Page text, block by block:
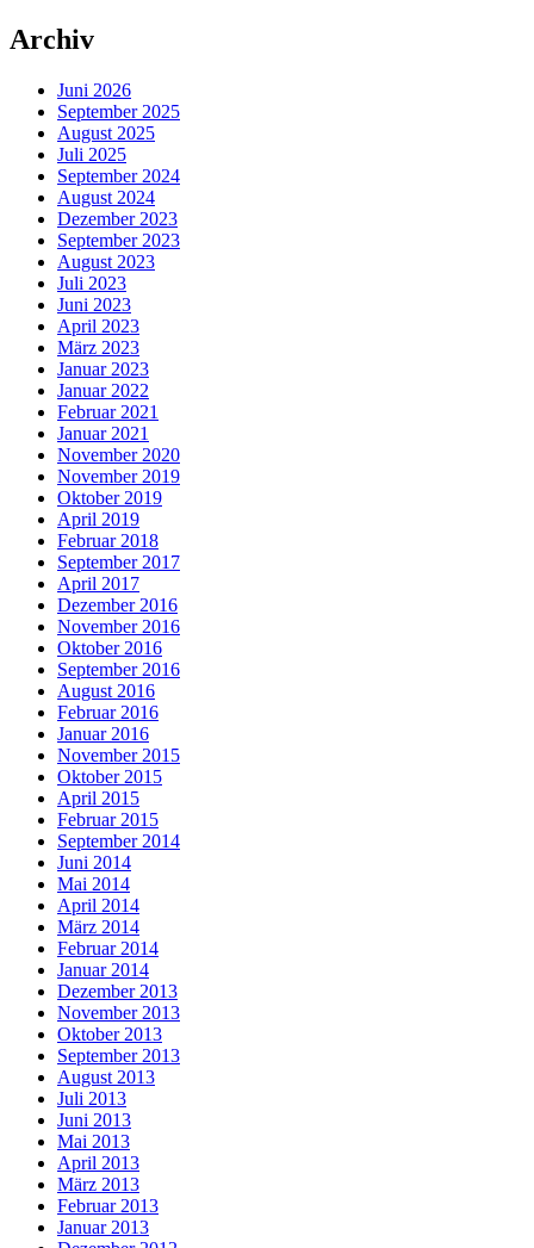
Archiv
Juni 2026
September 2025
August 2025
Juli 2025
September 2024
August 2024
Dezember 2023
September 2023
August 2023
Juli 2023
Juni 2023
April 2023
März 2023
Januar 2023
Januar 2022
Februar 2021
Januar 2021
November 2020
November 2019
Oktober 2019
April 2019
Februar 2018
September 2017
April 2017
Dezember 2016
November 2016
Oktober 2016
September 2016
August 2016
Februar 2016
Januar 2016
November 2015
Oktober 2015
April 2015
Februar 2015
September 2014
Juni 2014
Mai 2014
April 2014
März 2014
Februar 2014
Januar 2014
Dezember 2013
November 2013
Oktober 2013
September 2013
August 2013
Juli 2013
Juni 2013
Mai 2013
April 2013
März 2013
Februar 2013
Januar 2013